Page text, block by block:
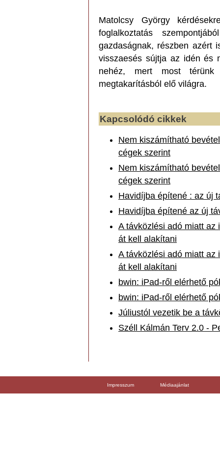
Matolcsy György
foglalkoztatás
gazdaságnak, részben azért
visszaesés sújtja az idén és
nehéz, mert most
megtakarításból elő világra.
Kapcsolódó cikkek
Nem kiszámítható
cégek szerint
Nem kiszámítható
cégek szerint
Havidíjba építené : az új
Havidíjba építené az új
A távközlési adó miatt az
át kell alakítani
A távközlési adó miatt az
át kell alakítani
bwin: iPad-ről elérhető
bwin: iPad-ről elérhető
Júliustól vezetik be a
Széll Kálmán Terv 2.0 -
Impresszum Médiaajánlat